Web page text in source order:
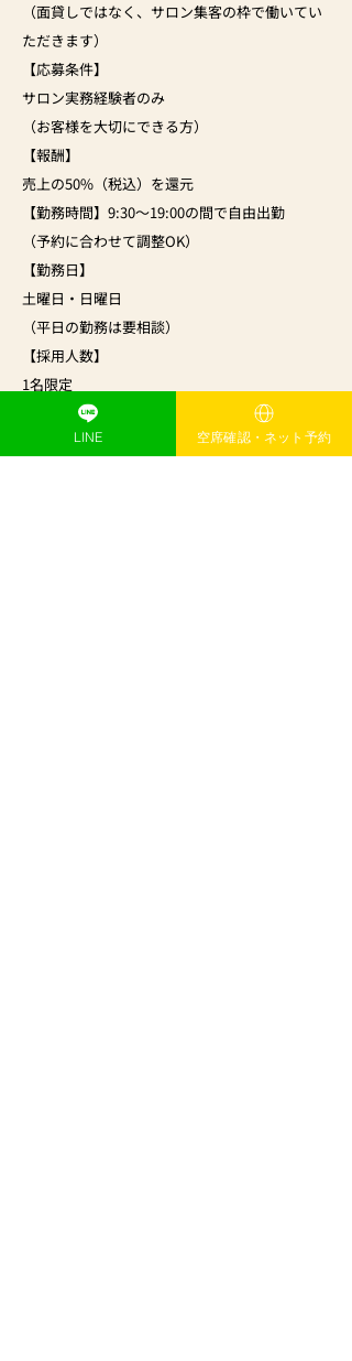
（面貸しではなく、サロン集客の枠で働いてい
ただきます）
【応募条件】
サロン実務経験者のみ
（お客様を大切にできる方）
【報酬】
売上の50%（税込）を還元
【勤務時間】9:30〜19:00の間で自由出勤
（予約に合わせて調整OK）
【勤務日】
土曜日・日曜日
（平日の勤務は要相談）
【採用人数】
1名限定
（決まり次第終了となります）
【技術チェックについて】
LINE 空席確認・ネット予約